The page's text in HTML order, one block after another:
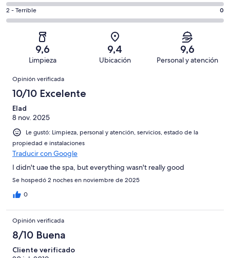
7
opiniones
4
de
opiniones
Aceptable.
0
opiniones
4
-
Evaluación:
2
2 - Terrible 0
9,6
Limpieza
9,4
Ubicación
9,6
Personal y atención
Opiniones
Opinión verificada
10/10 Excelente
Elad
8 nov. 2025
Le gustó: Limpieza, personal y atención, servicios, estado de la
propiedad e instalaciones
Traducir con Google
I didn't uae the spa, but everything wasn't really good
Se hospedó 2 noches en noviembre de 2025
0
Opinión verificada
8/10 Buena
Cliente verificado